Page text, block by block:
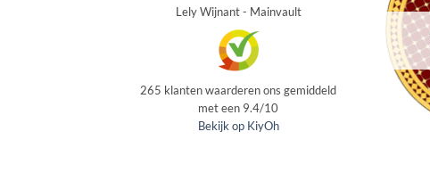
Lely Wijnant - Mainvault
265 klanten waarderen ons gemiddeld
met een 9.4/10
Bekijk op KiyOh